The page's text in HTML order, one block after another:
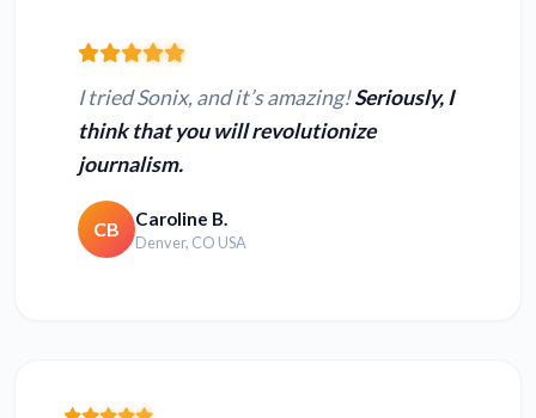
I tried Sonix, and it’s amazing!Seriously, I
think that you will revolutionize
journalism.
CB Caroline B.
Denver, CO USA